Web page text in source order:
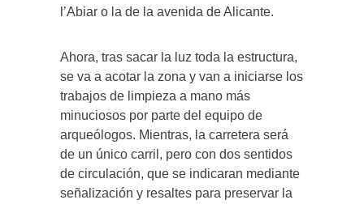
l’Abiar o la de la avenida de Alicante.
Ahora, tras sacar la luz toda la estructura,
se va a acotar la zona y van a iniciarse los
trabajos de limpieza a mano más
minuciosos por parte del equipo de
arqueólogos. Mientras, la carretera será
de un único carril, pero con dos sentidos
de circulación, que se indicaran mediante
señalización y resaltes para preservar la